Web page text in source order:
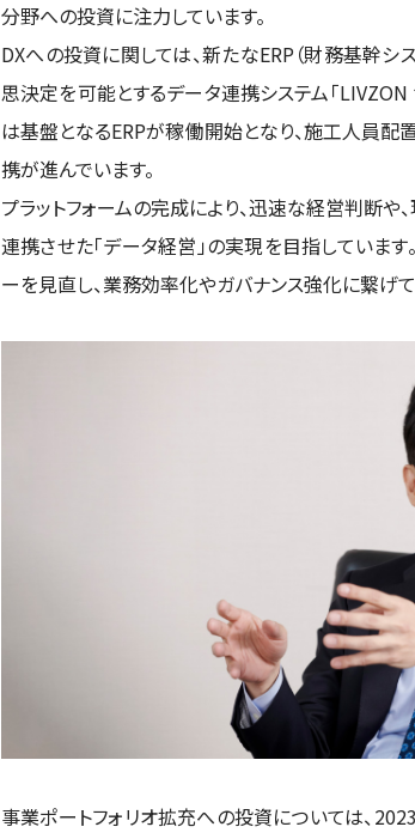
分野への投資に注力しています。
DXへの投資に関しては、新たなERP（財務基幹
思決定を可能とするデータ連携システム「LIVZON
は基盤となるERPが稼働開始となり、施工人員配
携が進んでいます。
プラットフォームの完成により、迅速な経営判断
連携させた「データ経営」の実現を目指していま
ーを見直し、業務効率化やガバナンス強化に繋げ
事業ポートフォリオ拡充への投資については、